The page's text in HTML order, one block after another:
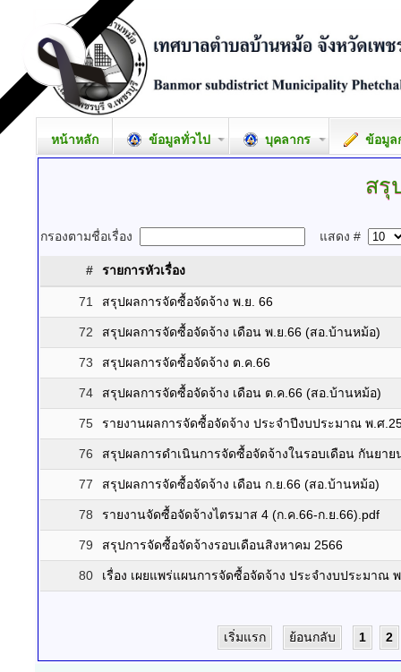
หน้าหลัก ข้อมูลทั่วไป บุคลากร ข้อมูล
สรุ
กรองตามชื่อเรื่อง แสดง #
# รายการหัวเรื่อง
71 สรุปผลการจัดซื้อจัดจ้าง พ.ย. 66
72 สรุปผลการจัดซื้อจัดจ้าง เดือน พ.ย.66 (สอ.บ้านหม้อ)
73 สรุปผลการจัดซื้อจัดจ้าง ต.ค.66
74 สรุปผลการจัดซื้อจัดจ้าง เดือน ต.ค.66 (สอ.บ้านหม้อ)
75 รายงานผลการจัดซื้อจัดจ้าง ประจำปีงบประมาณ พ.ศ
76 สรุปผลการดำเนินการจัดซื้อจัดจ้างในรอบเดือน กันยาย
77 สรุปผลการจัดซื้อจัดจ้าง เดือน ก.ย.66 (สอ.บ้านหม้อ)
78 รายงานจัดซื้อจัดจ้างไตรมาส 4 (ก.ค.66-ก.ย.66).pdf
79 สรุปการจัดซื้อจัดจ้างรอบเดือนสิงหาคม 2566
80 เรื่อง เผยแพร่แผนการจัดซื้อจัดจ้าง ประจำงบประมาณ
เริ่มแรก ย้อนกลับ 1 2